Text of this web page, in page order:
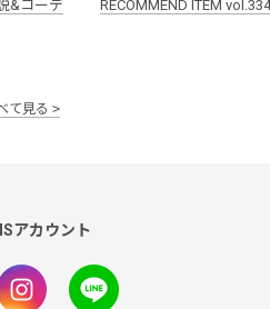
&コーデ
RECOMMEND ITEM vol.334
て見る
アカウント